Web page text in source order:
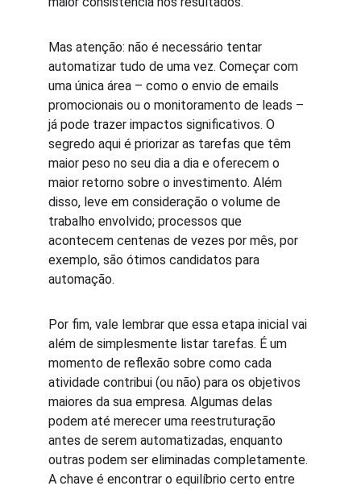
Mas atenção: não é necessário tentar
automatizar tudo de uma vez. Começar com
uma única área – como o envio de emails
promocionais ou o monitoramento de leads –
já pode trazer impactos significativos. O
segredo aqui é priorizar as tarefas que têm
maior peso no seu dia a dia e oferecem o
maior retorno sobre o investimento. Além
disso, leve em consideração o volume de
trabalho envolvido; processos que
acontecem centenas de vezes por mês, por
exemplo, são ótimos candidatos para
automação.
Por fim, vale lembrar que essa etapa inicial vai
além de simplesmente listar tarefas. É um
momento de reflexão sobre como cada
atividade contribui (ou não) para os objetivos
maiores da sua empresa. Algumas delas
podem até merecer uma reestruturação
antes de serem automatizadas, enquanto
outras podem ser eliminadas completamente.
A chave é encontrar o equilíbrio certo entre